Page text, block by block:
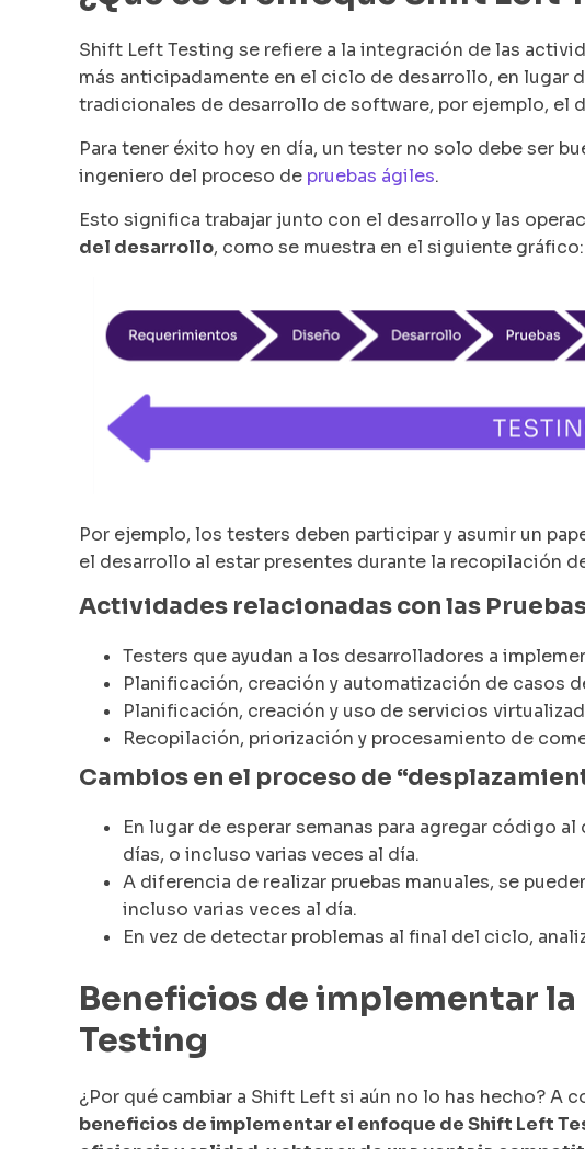
Shift Left Testing se refiere a la integración de las
más anticipadamente en el ciclo de desarrollo, en lugar
tradicionales de desarrollo de software, por ejemplo, el
Para tener éxito hoy en día, un tester no solo debe ser
ingeniero del proceso de pruebas ágiles.
Esto significa trabajar junto con el desarrollo y las
del desarrollo, como se muestra en el siguiente gráfico:
Por ejemplo, los testers deben participar y asumir un
el desarrollo al estar presentes durante la recopilación
Actividades relacionadas con las
Testers que ayudan a los desarrolladores a
Planificación, creación y automatización de casos
Planificación, creación y uso de servicios
Recopilación, priorización y procesamiento de
Cambios en el proceso de
En lugar de esperar semanas para agregar código
días, o incluso varias veces al día.
A diferencia de realizar pruebas manuales, se
incluso varias veces al día.
En vez de detectar problemas al final del ciclo,
Beneficios de implementar
Testing
¿Por qué cambiar a Shift Left si aún no lo has hecho?
beneficios de implementar el enfoque de Shift Left